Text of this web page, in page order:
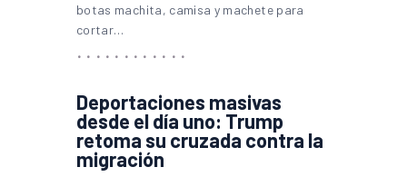
botas machita, camisa y machete para
cortar…
Deportaciones masivas
desde el día uno: Trump
retoma su cruzada contra la
migración